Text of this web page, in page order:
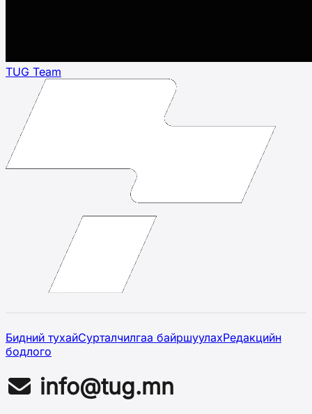
TUG Team
Бидний тухайСурталчилгаа байршуулахРедакцийн
бодлого
info@tug.mn